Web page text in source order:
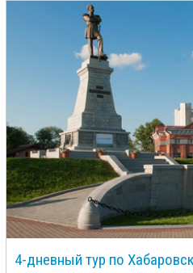
4-дневный тур по